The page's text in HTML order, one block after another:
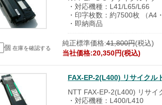
・対応機種：L41/L65/L66
・印字枚数：約7500枚 （A4
・即納商品
個 在庫を確認する
純正標準価格:41,800円(税込)
当社価格:20,350円(税込)
FAX-EP-2(L400) リサイクル
NTT FAX-EP-2(L400) リサイ
・対応機種：L400/L410